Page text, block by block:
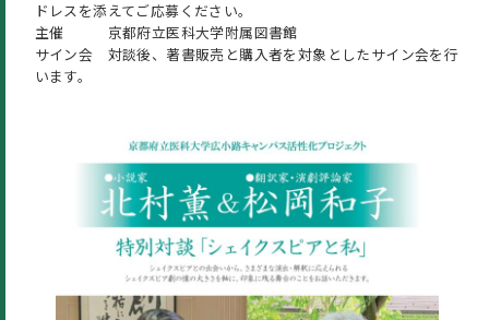
ドレスを添えてご応募ください。
主催 京都府立医科大学附属図書館
サイン会 対談後、著書販売と購入者を対象としたサイン会を行
います。